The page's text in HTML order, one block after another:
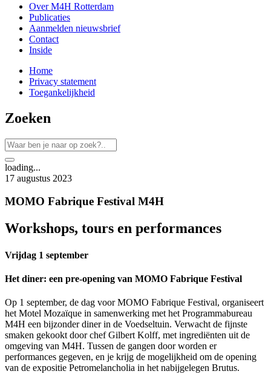
Over M4H Rotterdam
Publicaties
Aanmelden nieuwsbrief
Contact
Inside
Home
Privacy statement
Toegankelijkheid
Zoeken
loading...
17 augustus 2023
MOMO Fabrique Festival M4H
Workshops, tours en performances
Vrijdag 1 september
Het diner: een pre-opening van MOMO Fabrique Festival
Op 1 september, de dag voor MOMO Fabrique Festival, organiseert
het Motel Mozaïque in samenwerking met het Programmabureau
M4H een bijzonder diner in de Voedseltuin. Verwacht de fijnste
smaken gekookt door chef Gilbert Kolff, met ingrediënten uit de
omgeving van M4H. Tussen de gangen door worden er
performances gegeven, en je krijg de mogelijkheid om de opening
van de expositie Petromelancholia in het nabijgelegen Brutus.